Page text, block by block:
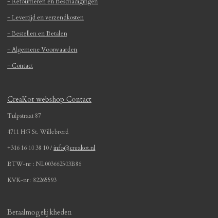
4
5
6
1
9
2
2
s
t
r
r
n n n n
- Retourneren en Beschadigingen
- Levertijd en verzendkosten
- Bestellen en Betalen
- Algemene Voorwaarden
- Contact
CreaKot webshop Contact
Tulpstraat 87
4711 HG St. Willebrord
+316 16 10 38 10 /info@creakot.nl
BTW-nr : NL003662503B86
KVK-nr : 82265593
Betaalmogelijkheden